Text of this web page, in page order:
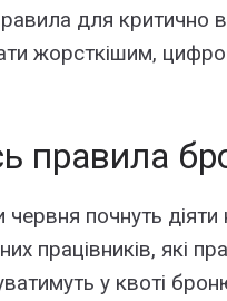
для критично
жорсткішим,
правила
червня почнуть
працівників, які
у квоті